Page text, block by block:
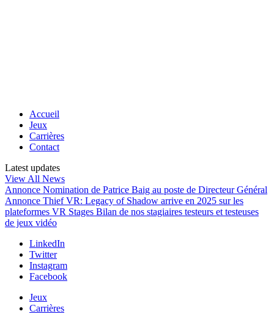
Accueil
Jeux
Carrières
Contact
Latest updates
View All News
Annonce Nomination de Patrice Baig au poste de Directeur Général
Annonce Thief VR: Legacy of Shadow arrive en 2025 sur les
plateformes VR Stages Bilan de nos stagiaires testeurs et testeuses
de jeux vidéo
LinkedIn
Twitter
Instagram
Facebook
Jeux
Carrières